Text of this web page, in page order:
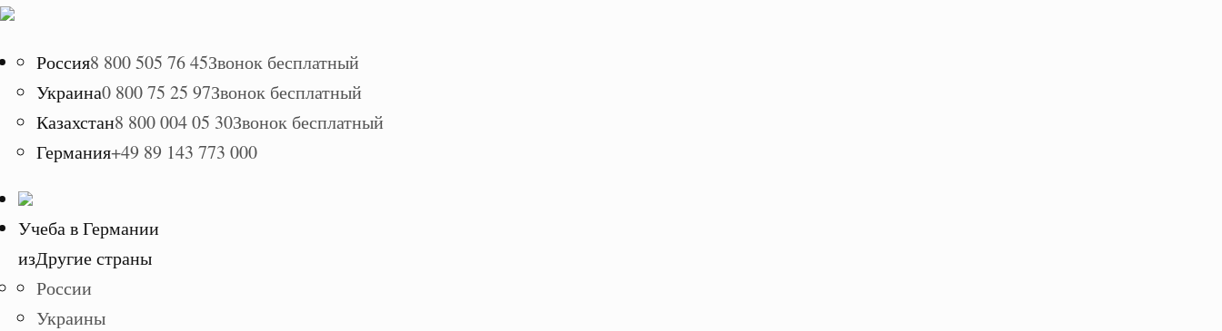
Россия8 800 505 76 45Звонок бесплатный
Украина0 800 75 25 97Звонок бесплатный
Казахстан8 800 004 05 30Звонок бесплатный
Германия+49 89 143 773 000
Учеба в Германии
изДругие страны
России
Украины